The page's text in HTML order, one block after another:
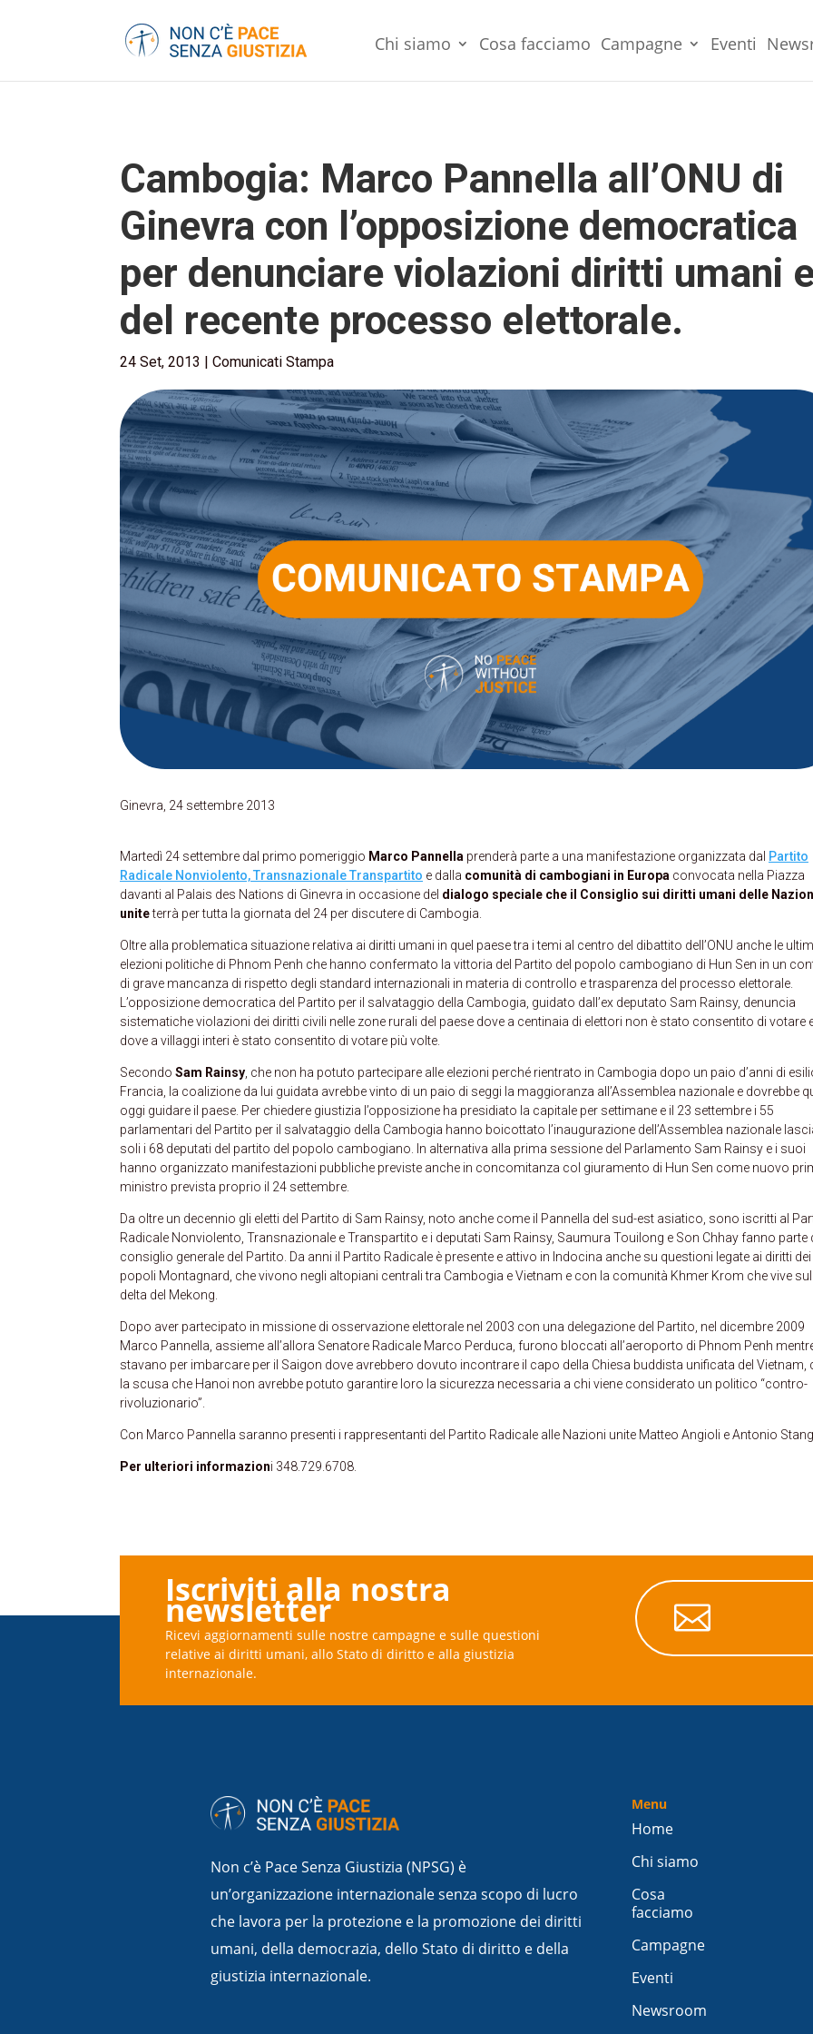
Chi siamo Cosa facciamo Campagne Eventi
Cambogia: Marco Pannella all’ONU di
Ginevra con l’opposizione democratica
per denunciare violazioni diritti umani
del recente processo elettorale.
24 Set, 2013 Comunicati Stampa
Ginevra, 24 settembre 2013
Martedì 24 settembre dal primo pomeriggio Marco Pannella prenderà parte a una manifestazione organizzata dal Partito
Radicale Nonviolento, Transnazionale Transpartito e dalla comunità di cambogiani in Europa convocata nella Piazza
davanti al Palais des Nations di Ginevra in occasione del dialogo speciale che il Consiglio sui diritti umani delle
uniteterrà per tutta la giornata del 24 per discutere di Cambogia.
Oltre alla problematica situazione relativa ai diritti umani in quel paese tra i temi al centro del dibattito dell’ONU anche le
elezioni politiche di Phnom Penh che hanno confermato la vittoria del Partito del popolo cambogiano di Hun Sen in un
di grave mancanza di rispetto degli standard internazionali in materia di controllo e trasparenza del processo elettorale.
L’opposizione democratica del Partito per il salvataggio della Cambogia, guidato dall’ex deputato Sam Rainsy, denuncia
sistematiche violazioni dei diritti civili nelle zone rurali del paese dove a centinaia di elettori non è stato consentito di votare
dove a villaggi interi è stato consentito di votare più volte.
Secondo Sam Rainsy , che non ha potuto partecipare alle elezioni perché rientrato in Cambogia dopo un paio d’anni di
Francia, la coalizione da lui guidata avrebbe vinto di un paio di seggi la maggioranza all’Assemblea nazionale e dovrebbe
oggi guidare il paese. Per chiedere giustizia l’opposizione ha presidiato la capitale per settimane e il 23 settembre i 55
parlamentari del Partito per il salvataggio della Cambogia hanno boicottato l’inaugurazione dell’Assemblea nazionale
soli i 68 deputati del partito del popolo cambogiano. In alternativa alla prima sessione del Parlamento Sam Rainsy e i suoi
hanno organizzato manifestazioni pubbliche previste anche in concomitanza col giuramento di Hun Sen come nuovo
ministro prevista proprio il 24 settembre.
Da oltre un decennio gli eletti del Partito di Sam Rainsy, noto anche come il Pannella del sud-est asiatico, sono iscritti al
Radicale Nonviolento, Transnazionale e Transpartito e i deputati Sam Rainsy, Saumura Touilong e Son Chhay fanno parte
consiglio generale del Partito. Da anni il Partito Radicale è presente e attivo in Indocina anche su questioni legate ai diritti dei
popoli Montagnard, che vivono negli altopiani centrali tra Cambogia e Vietnam e con la comunità Khmer Krom che vive sul
delta del Mekong.
Dopo aver partecipato in missione di osservazione elettorale nel 2003 con una delegazione del Partito, nel dicembre 2009
Marco Pannella, assieme all’allora Senatore Radicale Marco Perduca, furono bloccati all’aeroporto di Phnom Penh
stavano per imbarcare per il Saigon dove avrebbero dovuto incontrare il capo della Chiesa buddista unificata del Vietnam,
la scusa che Hanoi non avrebbe potuto garantire loro la sicurezza necessaria a chi viene considerato un politico “contro-
rivoluzionario”.
Con Marco Pannella saranno presenti i rappresentanti del Partito Radicale alle Nazioni unite Matteo Angioli e Antonio
Per ulteriori informazioni 348.729.6708.
Iscriviti alla nostra
newsletter
Ricevi aggiornamenti sulle nostre campagne e sulle questioni
relative ai diritti umani, allo Stato di diritto e alla giustizia
internazionale.

Non c’è Pace Senza Giustizia (NPSG) è
un’organizzazione internazionale senza scopo di lucro
che lavora per la protezione e la promozione dei diritti
umani, della democrazia, dello Stato di diritto e della
giustizia internazionale.
Menu
Home
Chi siamo
Cosa
facciamo
Campagne
Eventi
Newsroom